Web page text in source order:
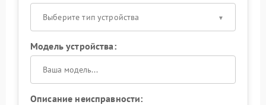
Выберите тип устройства
Модель устройства:
Описание неисправности: